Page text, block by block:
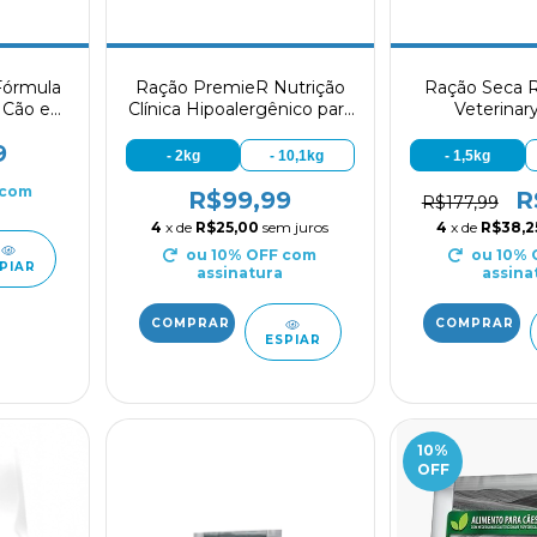
e
Ração PremieR Nutrição
Clínica Hipoalergênico para
Porte Pequeno Proteína
Hidrolisada e Mandioca
- 2kg - 10,1kg
R$99,99
4 x de R$25,00 sem juros
ou 10% OFF com
assinatura
ESPIAR
Ração Seca
- 1,5kg
R$177,99
4 x de
ou 10%
10%
OFF